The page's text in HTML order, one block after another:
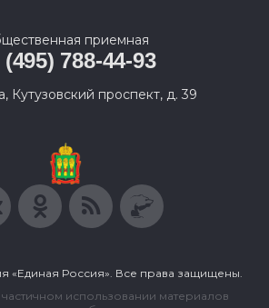
приемная
(495) 788-44-93
Кутузовский проспект, д. 39
«Единая Россия». Все права защищены.
использовании материалов